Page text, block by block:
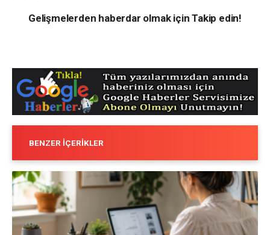
Gelişmelerden haberdar olmak için Takip edin!
BENZER İÇERIKLER